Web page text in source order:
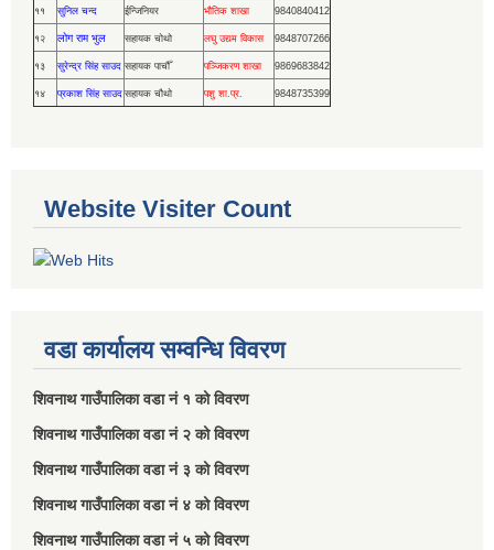
११ सुनिल चन्द ईन्जिनियर भौतिक शाखा 9840840412
१२ लोग राम भुल सहायक चोथो लघु उद्यम विकास 9848707266
१३ सुरेन्द्र सिंह साउद सहायक पाचौँ पञ्जिकरण शाखा 9869683842
१४ प्रकाश सिंह साउद सहायक चौथो पशु शा.प्र. 9848735399
Website Visiter Count
वडा कार्यालय सम्वन्धि विवरण
शिवनाथ गाउँपालिका वडा नं‌ १ को विवरण
शिवनाथ गाउँपालिका वडा नं‌ २ को विवरण
शिवनाथ गाउँपालिका वडा नं‌ ३ को विवरण
शिवनाथ गाउँपालिका वडा नं‌ ४ को विवरण
शिवनाथ गाउँपालिका वडा नं‌ ५ को विवरण